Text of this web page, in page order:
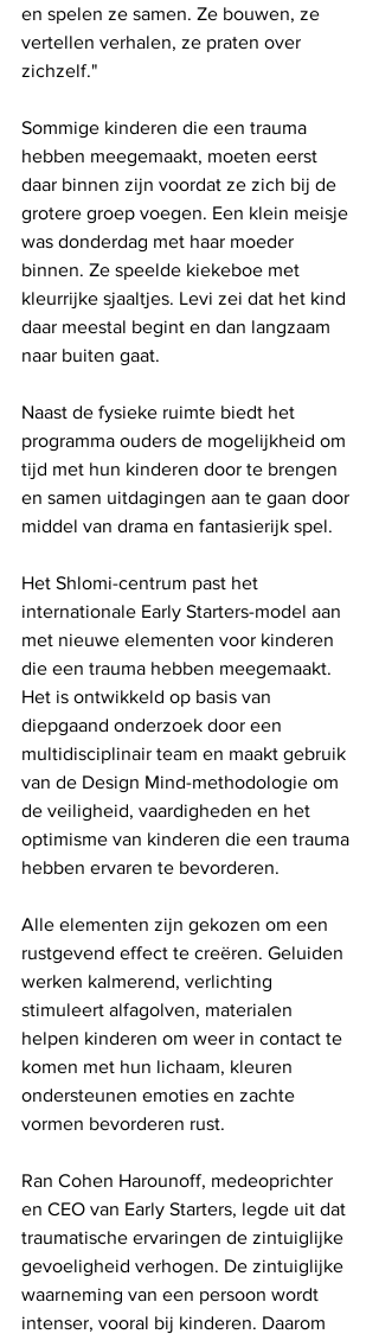
en spelen ze samen. Ze bouwen, ze
vertellen verhalen, ze praten over
zichzelf."
Sommige kinderen die een trauma
hebben meegemaakt, moeten eerst
daar binnen zijn voordat ze zich bij de
grotere groep voegen. Een klein meisje
was donderdag met haar moeder
binnen. Ze speelde kiekeboe met
kleurrijke sjaaltjes. Levi zei dat het kind
daar meestal begint en dan langzaam
naar buiten gaat.
Naast de fysieke ruimte biedt het
programma ouders de mogelijkheid om
tijd met hun kinderen door te brengen
en samen uitdagingen aan te gaan door
middel van drama en fantasierijk spel.
Het Shlomi-centrum past het
internationale Early Starters-model aan
met nieuwe elementen voor kinderen
die een trauma hebben meegemaakt.
Het is ontwikkeld op basis van
diepgaand onderzoek door een
multidisciplinair team en maakt gebruik
van de Design Mind-methodologie om
de veiligheid, vaardigheden en het
optimisme van kinderen die een trauma
hebben ervaren te bevorderen.
Alle elementen zijn gekozen om een ​​
rustgevend effect te creëren. Geluiden
werken kalmerend, verlichting
stimuleert alfagolven, materialen
helpen kinderen om weer in contact te
komen met hun lichaam, kleuren
ondersteunen emoties en zachte
vormen bevorderen rust.
Ran Cohen Harounoff, medeoprichter
en CEO van Early Starters, legde uit dat
traumatische ervaringen de zintuiglijke
gevoeligheid verhogen. De zintuiglijke
waarneming van een persoon wordt
intenser, vooral bij kinderen. Daarom